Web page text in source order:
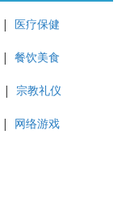
| 医疗保健
| 餐饮美食
| 宗教礼仪
| 网络游戏